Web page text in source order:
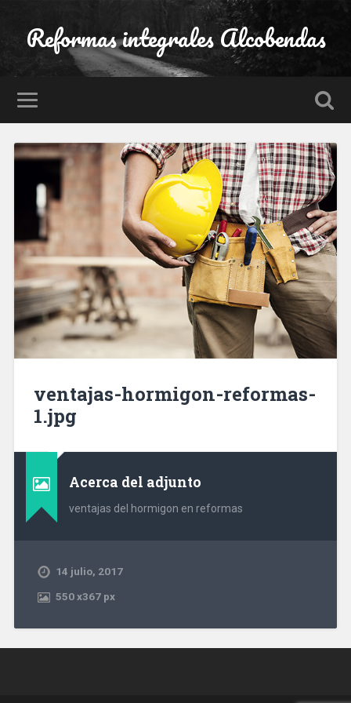
Reformas integrales Alcobendas
ventajas-hormigon-reformas-
1.jpg
Acerca del adjunto
ventajas del hormigon en reformas
14 julio, 2017
550x367 px